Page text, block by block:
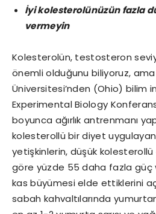
İyi kolesterolünüzün fazla
vermeyin
Kolesterolün, testosteron
önemli olduğunu biliyoruz,
Üniversitesi’nden (Ohio) bilim
Experimental Biology
boyunca ağırlık antrenmanı
kolesterollü bir diyet
yetişkinlerin, düşük
göre yüzde 55 daha fazla
kas büyümesi elde ettiklerini
sabah kahvaltılarında